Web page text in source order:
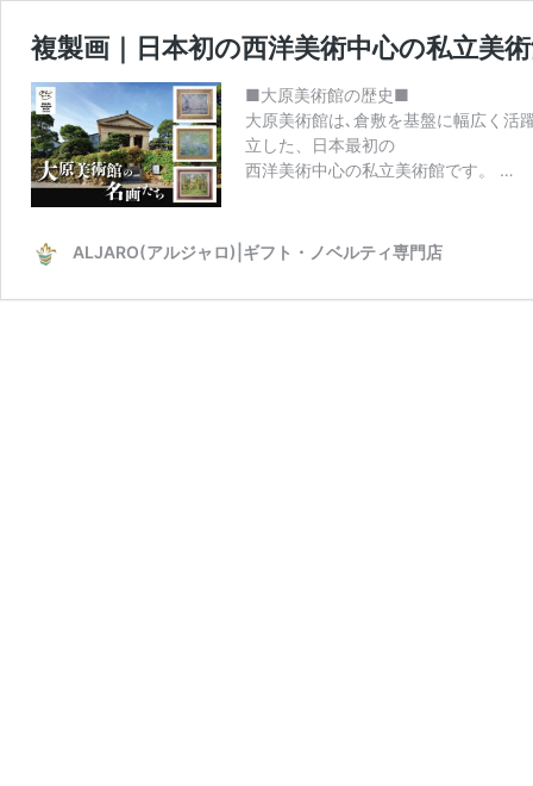
複製画｜日本初の西洋美術中心の私立美
■大原美術館の歴史■
大原美術館は､倉敷を基盤に幅広く活
立した、日本最初の
西洋美術中心の私立美術館です。 …
ALJARO(アルジャロ)|ギフト・ノベルティ専門店